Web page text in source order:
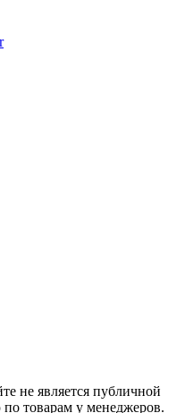
не является публичной
товарам у менеджеров.